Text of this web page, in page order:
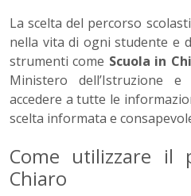
La scelta del percorso
nella vita di ogni studente e
strumenti come Scuola in
Ministero dell’Istruzione
accedere a tutte le
scelta informata e
Come utilizzare il
Chiaro